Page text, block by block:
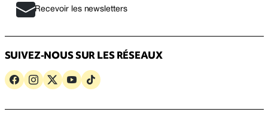
Recevoir les newsletters
SUIVEZ-NOUS SUR LES RÉSEAUX